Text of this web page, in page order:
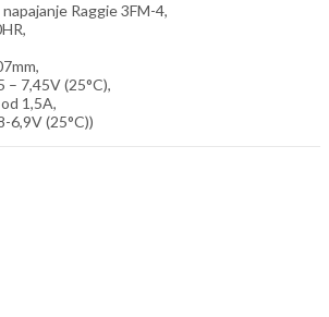
Raggie 3FM-4,
– 7,45V (25°C),
1,5A,
6,9V (25°C))